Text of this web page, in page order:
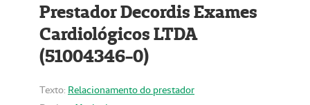
Prestador Decordis Exames
Cardiológicos LTDA
(51004346-0)
Texto: Relacionamento do prestador